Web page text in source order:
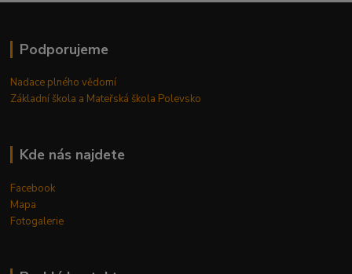
Podporujeme
Nadace plného vědomí
Základní škola a Mateřská škola Polevsko
Kde nás najdete
Facebook
Mapa
Fotogalerie